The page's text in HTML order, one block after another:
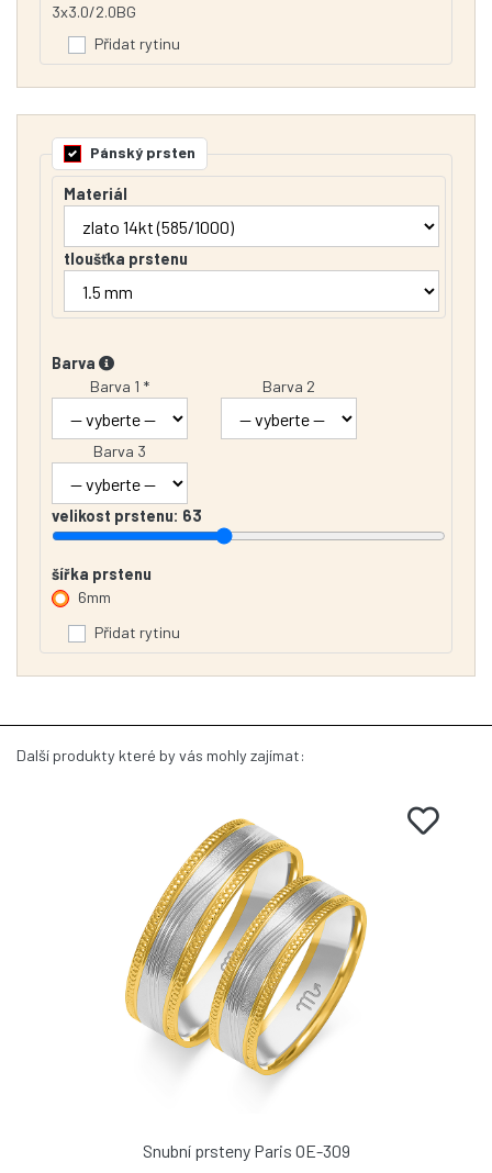
3x3.0/2.0BG
Přidat rytinu
Pánský prsten
Materiál
tloušťka prstenu
Barva
Barva 1 *
Barva 2
Barva 3
velikost prstenu: 63
šířka prstenu
6mm
Přidat rytinu
Další produkty které by vás mohly zajímat:
Snubní prsteny Paris OE-309